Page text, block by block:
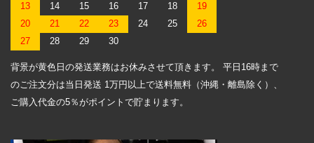
13
14 15 16 17 18
19
20
21 22 23 24 25
26
27
28 29 30
背景が黄色日の発送業務はお休みさせて頂きます。 平日16時まで
のご注文分は当日発送 1万円以上で送料無料（沖縄・離島除く）、
ご購入代金の5％がポイントで貯まります。